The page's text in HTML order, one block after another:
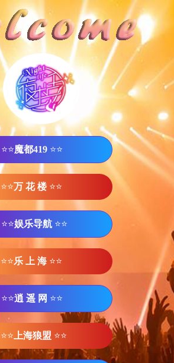
⭐⭐魔都419 ⭐⭐
⭐⭐万 花 楼 ⭐⭐
⭐⭐娱乐导航 ⭐⭐
⭐⭐乐 上 海 ⭐⭐
⭐⭐逍 遥 网 ⭐⭐
⭐⭐ 上海狼盟 ⭐⭐